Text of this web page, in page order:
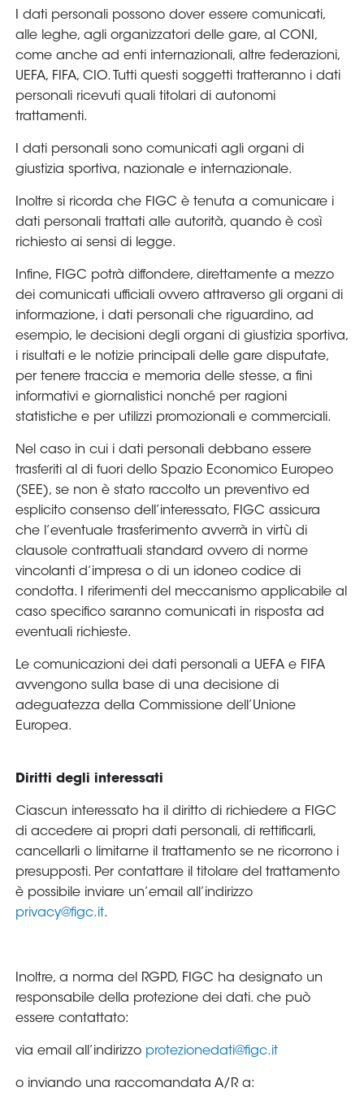
I dati personali possono dover essere comunicati,
alle leghe, agli organizzatori delle gare, al CONI,
come anche ad enti internazionali, altre federazioni,
UEFA, FIFA, CIO. Tutti questi soggetti tratteranno i dati
personali ricevuti quali titolari di autonomi
trattamenti.
I dati personali sono comunicati agli organi di
giustizia sportiva, nazionale e internazionale.
Inoltre si ricorda che FIGC è tenuta a comunicare i
dati personali trattati alle autorità, quando è così
richiesto ai sensi di legge.
Infine, FIGC potrà diffondere, direttamente a mezzo
dei comunicati ufficiali ovvero attraverso gli organi di
informazione, i dati personali che riguardino, ad
esempio, le decisioni degli organi di giustizia sportiva,
i risultati e le notizie principali delle gare disputate,
per tenere traccia e memoria delle stesse, a fini
informativi e giornalistici nonché per ragioni
statistiche e per utilizzi promozionali e commerciali.
Nel caso in cui i dati personali debbano essere
trasferiti al di fuori dello Spazio Economico Europeo
(SEE), se non è stato raccolto un preventivo ed
esplicito consenso dell’interessato, FIGC assicura
che l’eventuale trasferimento avverrà in virtù di
clausole contrattuali standard ovvero di norme
vincolanti d’impresa o di un idoneo codice di
condotta. I riferimenti del meccanismo applicabile al
caso specifico saranno comunicati in risposta ad
eventuali richieste.
Le comunicazioni dei dati personali a UEFA e FIFA
avvengono sulla base di una decisione di
adeguatezza della Commissione dell’Unione
Europea.
Diritti degli interessati
Ciascun interessato ha il diritto di richiedere a FIGC
di accedere ai propri dati personali, di rettificarli,
cancellarli o limitarne il trattamento se ne ricorrono i
presupposti. Per contattare il titolare del trattamento
è possibile inviare un’email all’indirizzo
privacy@figc.it.
Inoltre, a norma del RGPD, FIGC ha designato un
responsabile della protezione dei dati. che può
essere contattato:
via email all’indirizzo protezionedati@figc.it
o inviando una raccomandata A/R a: